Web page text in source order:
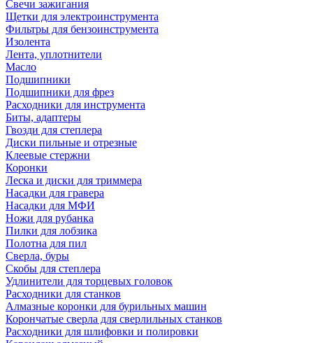
Свечи зажигания
Щетки для электроинструмента
Фильтры для бензоинструмента
Изолента
Лента, уплотнители
Масло
Подшипники
Подшипники для фрез
Расходники для инструмента
Биты, адаптеры
Гвозди для степлера
Диски пильные и отрезные
Клеевые стержни
Коронки
Леска и диски для триммера
Насадки для гравера
Насадки для МФИ
Ножи для рубанка
Пилки для лобзика
Полотна для пил
Сверла, буры
Скобы для степлера
Удлинители для торцевых головок
Расходники для станков
Алмазные коронки для бурильных машин
Корончатые сверла для сверлильных станков
Расходники для шлифовки и полировки